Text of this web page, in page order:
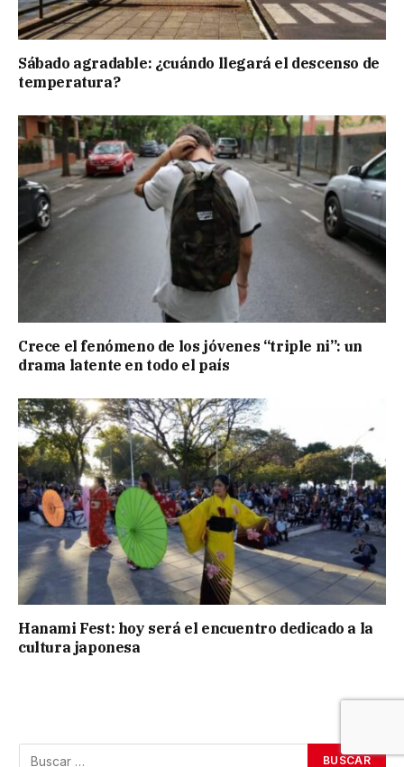
Sábado agradable: ¿cuándo llegará el descenso de
temperatura?
Crece el fenómeno de los jóvenes “triple ni”: un
drama latente en todo el país
Hanami Fest: hoy será el encuentro dedicado a la
cultura japonesa